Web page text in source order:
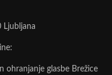
Ljubljana
ohranjanje glasbe Brežice